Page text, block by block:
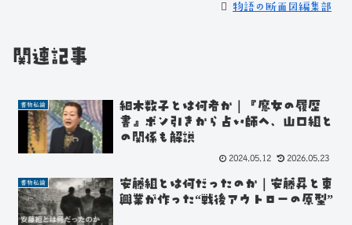
物語の断面図編集部
関連記事
書物私論
細木数子とは何者か｜『魔女の履歴
書』ポン引きから占い師へ、山口組と
の関係も解説
2024.05.12 2026.05.23
書物私論
安藤組とは何だったのか｜安藤昇と東
興業が作った“戦後アウトローの原型”